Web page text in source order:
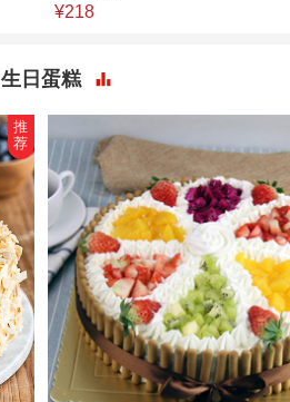
¥218
生日蛋糕
推
荐